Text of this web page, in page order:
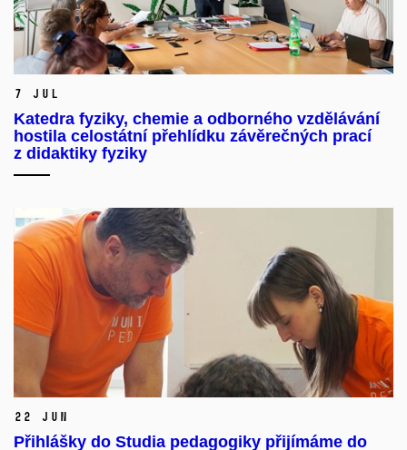
7 Jul
Katedra fyziky, chemie a odborného vzdělávání
hostila celostátní přehlídku závěrečných prací
z didaktiky fyziky
22 Jun
Přihlášky do Studia pedagogiky přijímáme do